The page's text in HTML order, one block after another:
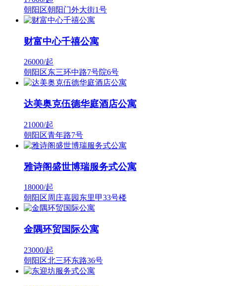
朝阳区朝阳门外大街1号
财富中心千禧公寓
26000/起
朝阳区东三环中路7号院6号
达美奥克伍德华庭酒店公寓
21000/起
朝阳区青年路7号
雅诗阁盛世博瑞服务式公寓
18000/起
朝阳区周庄嘉园东里甲33号楼
金隅环贸国际公寓
23000/起
朝阳区北三环东路36号